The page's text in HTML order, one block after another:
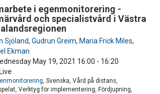
i egenmonitorering -
och specialistvård i Västra
Sjöland, Gudrun Greim, Maria Frick Miles,
Ekman
May 19, 2021 16:00 - 16:20
, Svenska, Vård på distans,
Verktyg för implementering, Fördjupning,